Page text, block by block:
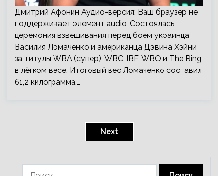
Дмитрий Афонин Аудио-версия: Ваш браузер не
поддерживает элемент audio. Состоялась
церемония взвешивания перед боем украинца
Василия Ломаченко и американца Дэвина Хэйни
за титулы WBA (супер), WBC, IBF, WBO и The Ring
в лёгком весе. Итоговый вес Ломаченко составил
61,2 килограмма,…
Next